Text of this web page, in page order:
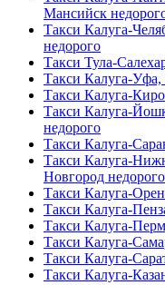
Мансийск
Такси Калуга-
недорого
Такси Тула-
Такси Калуга-Уфа,
Такси Калуга-
Такси Калуга-
недорого
Такси Калуга-
Такси Калуга-
Новгород недорого
Такси Калуга-
Такси Калуга-
Такси Калуга-
Такси Калуга-
Такси Калуга-
Такси Калуга-